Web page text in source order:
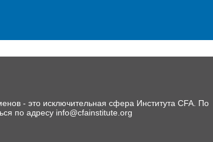
- это исключительная сфера Института CFA. По
по адресу info@cfainstitute.org